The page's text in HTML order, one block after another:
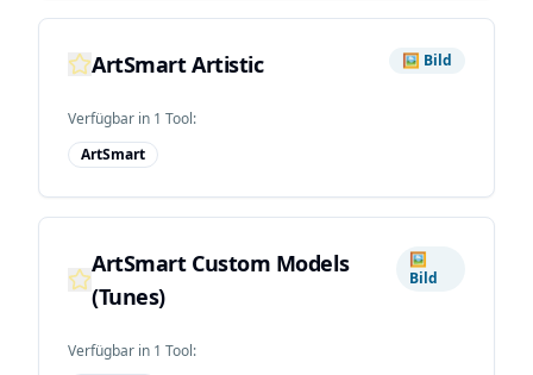
ArtSmart Artistic 🖼️ Bild
Verfügbar in 1 Tool:
ArtSmart
ArtSmart Custom Models
(Tunes)
🖼️
Bild
Verfügbar in 1 Tool: